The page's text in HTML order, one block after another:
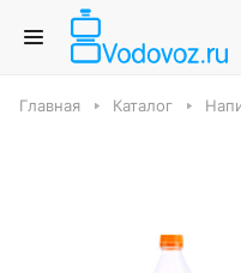
Главная Каталог